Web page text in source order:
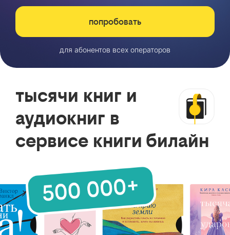
попробовать
для абонентов всех операторов
тысячи книг и
аудиокниг в
сервисе книги билайн